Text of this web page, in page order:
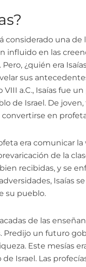
considerado una
influido en las
¿quién era
sus
a.C., Isaías fue
de Israel. De
en
era comunicar
de la
recibidas, y se
Isaías
su pueblo.
de las
un futuro
Este mesías
Israel. Las